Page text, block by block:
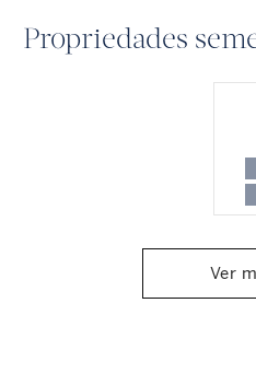
Propriedades
Ver